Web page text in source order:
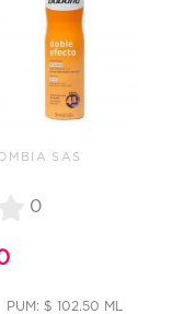
SAS
0
PUM: $ 102.50 ML